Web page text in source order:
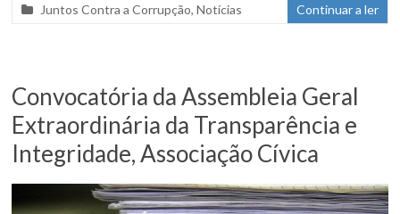
Juntos Contra a Corrupção,Notícias Continuar a ler
Convocatória da Assembleia Geral
Extraordinária da Transparência e
Integridade, Associação Cívica